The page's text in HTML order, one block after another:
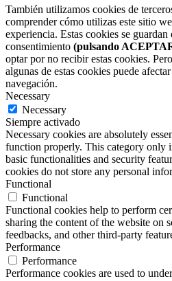
También utilizamos cookies de
comprender cómo utilizas este sitio
experiencia. Estas cookies se
consentimiento (pulsando
optar por no recibir estas cookies.
algunas de estas cookies puede
navegación.
Necessary
Necessary
Siempre activado
Necessary cookies are absolutely
function properly. This category only
basic functionalities and security
cookies do not store any personal
Functional
Functional
Functional cookies help to perform
sharing the content of the website on
feedbacks, and other third-party
Performance
Performance
Performance cookies are used to